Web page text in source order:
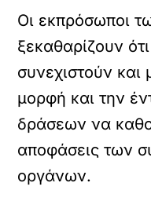
Οι εκπρόσωποι
ξεκαθαρίζουν
συνεχιστούν και
μορφή και την
δράσεων να
αποφάσεις των
οργάνων.